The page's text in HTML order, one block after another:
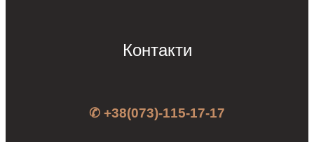
Контакти
✆ +38(073)-115-17-17